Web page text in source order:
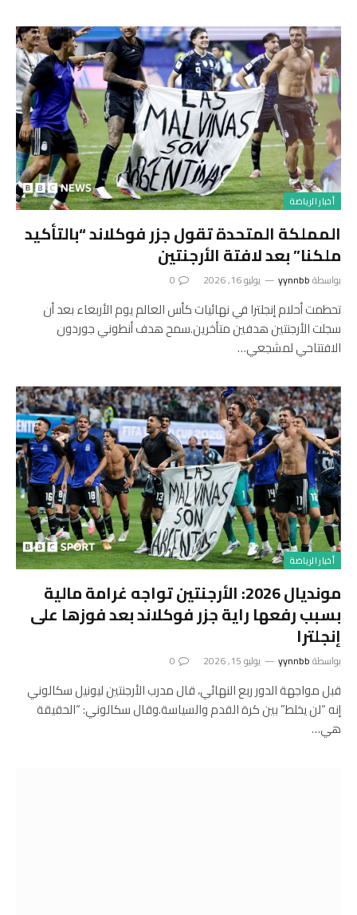
أخبار الرياضة
المملكة المتحدة تقول جزر فوكلاند “بالتأكيد
ملكنا” بعد لافتة الأرجنتين
بواسطةyynnbb يوليو 16, 2026 0
تحطمت أحلام إنجلترا في نهائيات كأس العالم يوم الأربعاء بعد أن
سجلت الأرجنتين هدفين متأخرين.سمح هدف أنطوني جوردون
الافتتاحي لمشجعي…
أخبار الرياضة
مونديال 2026: الأرجنتين تواجه غرامة مالية
بسبب رفعها راية جزر فوكلاند بعد فوزها على
إنجلترا
بواسطةyynnbb يوليو 15, 2026 0
قبل مواجهة الدور ربع النهائي، قال مدرب الأرجنتين ليونيل سكالوني
إنه “لن يخلط” بين كرة القدم والسياسة.وقال سكالوني: “الحقيقة
هي…